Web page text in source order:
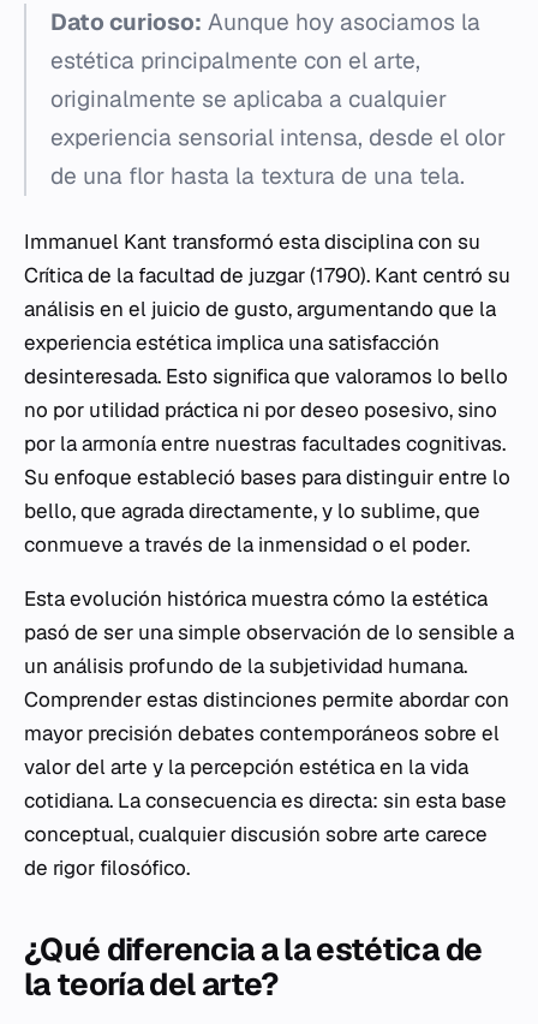
Dato curioso: Aunque hoy asociamos la
estética principalmente con el arte,
originalmente se aplicaba a cualquier
experiencia sensorial intensa, desde el olor
de una flor hasta la textura de una tela.
Immanuel Kant transformó esta disciplina con su
Crítica de la facultad de juzgar(1790). Kant centró su
análisis en el juicio de gusto, argumentando que la
experiencia estética implica una satisfacción
desinteresada. Esto significa que valoramos lo bello
no por utilidad práctica ni por deseo posesivo, sino
por la armonía entre nuestras facultades cognitivas.
Su enfoque estableció bases para distinguir entre lo
bello, que agrada directamente, y lo sublime, que
conmueve a través de la inmensidad o el poder.
Esta evolución histórica muestra cómo la estética
pasó de ser una simple observación de lo sensible a
un análisis profundo de la subjetividad humana.
Comprender estas distinciones permite abordar con
mayor precisión debates contemporáneos sobre el
valor del arte y la percepción estética en la vida
cotidiana. La consecuencia es directa: sin esta base
conceptual, cualquier discusión sobre arte carece
de rigor filosófico.
¿Qué diferencia a la estética de
la teoría del arte?